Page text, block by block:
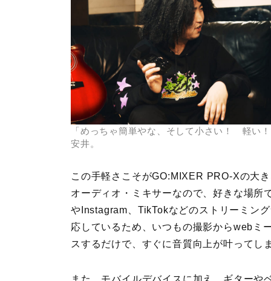
「めっちゃ簡単やな、そして小さい！ 軽い
安井。
この手軽さこそがGO:MIXER PRO-Xの大
オーディオ・ミキサーなので、好きな場所
やInstagram、TikTokなどのストリーミン
応しているため、いつもの撮影からwebミ
スするだけで、すぐに音質向上が叶ってし